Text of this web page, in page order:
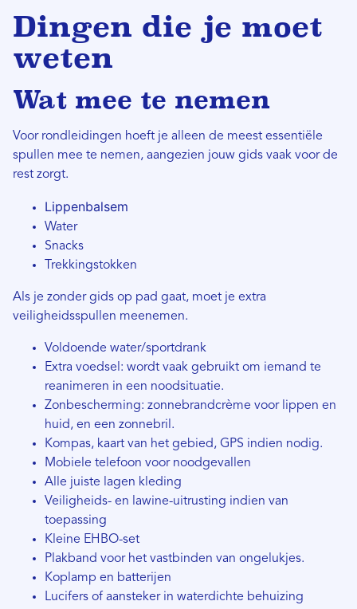
Dingen die je moet
weten
Wat mee te nemen
Voor rondleidingen hoeft je alleen de meest essentiële
spullen mee te nemen, aangezien jouw gids vaak voor de
rest zorgt.
Lippenbalsem
Water
Snacks
Trekkingstokken
Als je zonder gids op pad gaat, moet je extra
veiligheidsspullen meenemen.
Voldoende water/sportdrank
Extra voedsel: wordt vaak gebruikt om iemand te
reanimeren in een noodsituatie.
Zonbescherming: zonnebrandcrème voor lippen en
huid, en een zonnebril.
Kompas, kaart van het gebied, GPS indien nodig.
Mobiele telefoon voor noodgevallen
Alle juiste lagen kleding
Veiligheids- en lawine-uitrusting indien van
toepassing
Kleine EHBO-set
Plakband voor het vastbinden van ongelukjes.
Koplamp en batterijen
Lucifers of aansteker in waterdichte behuizing